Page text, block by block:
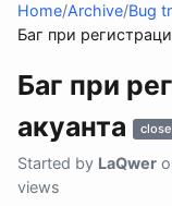
Home/Archive/Bug
Баг при
Баг при
акуанта
Started by LaQwer
views